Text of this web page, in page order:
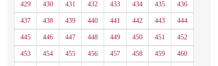
429 430 431 432 433 434 435 436
437 438 439 440 441 442 443 444
445 446 447 448 449 450 451 452
453 454 455 456 457 458 459 460